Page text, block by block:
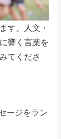
す。人文・
響く言葉を
てくださ
ージをラン